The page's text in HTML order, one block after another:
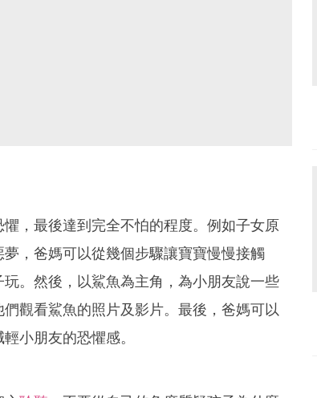
，最後達到完全不怕的程度。例如子女原
，爸媽可以從幾個步驟讓寶寶慢慢接觸
。然後，以鯊魚為主角，為小朋友說一些
觀看鯊魚的照片及影片。最後，爸媽可以
小朋友的恐懼感。